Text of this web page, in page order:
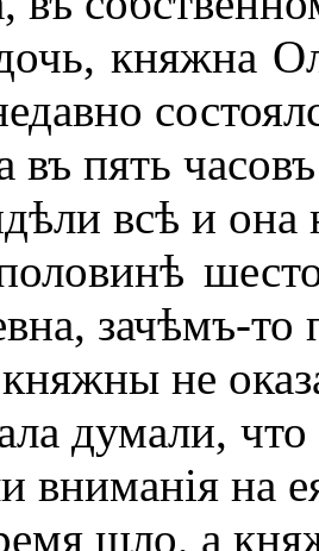
княжна
въ пять
всѣ и она
зачѣмъ-то
не
думали,
вниманія на
шло, а